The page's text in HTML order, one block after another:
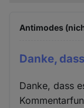
Antimodes
Danke,
Danke, dass